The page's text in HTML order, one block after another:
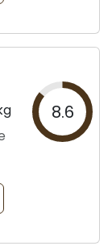
8.6